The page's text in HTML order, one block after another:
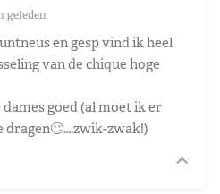
geleden
en gesp vind ik heel
van de chique hoge
goed (al moet ik er
dragen🙄….zwik-zwak!)